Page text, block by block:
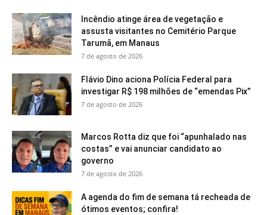
Incêndio atinge área de vegetação e
assusta visitantes no Cemitério Parque
Tarumã, em Manaus
7 de agosto de 2026
Flávio Dino aciona Polícia Federal para
investigar R$ 198 milhões de “emendas Pix”
7 de agosto de 2026
Marcos Rotta diz que foi “apunhalado nas
costas” e vai anunciar candidato ao
governo
7 de agosto de 2026
A agenda do fim de semana tá recheada de
ótimos eventos; confira!